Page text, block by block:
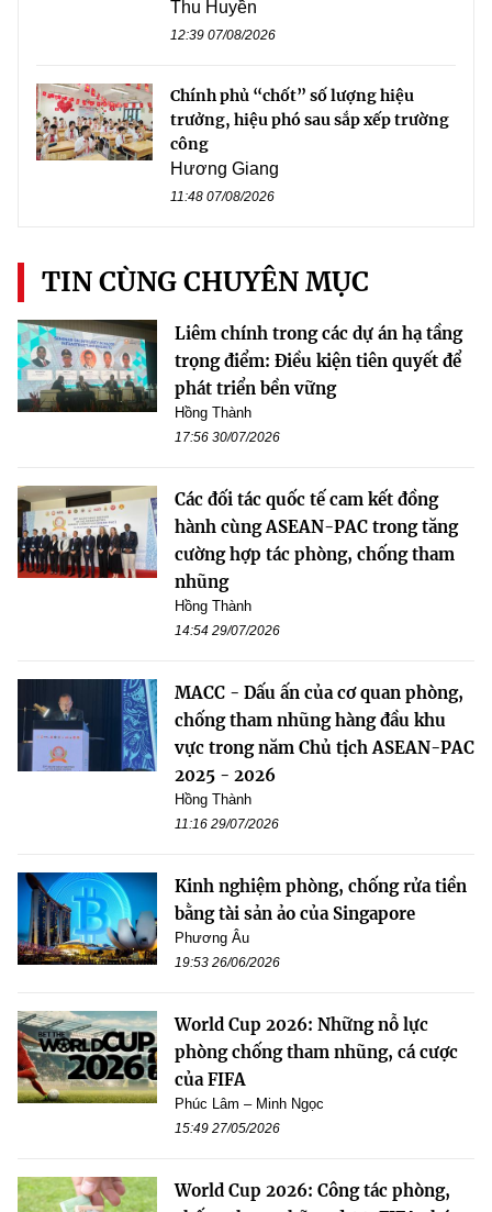
Thu Huyền
12:39 07/08/2026
Chính phủ “chốt” số lượng hiệu
trưởng, hiệu phó sau sắp xếp trường
công
Hương Giang
11:48 07/08/2026
TIN CÙNG CHUYÊN MỤC
Liêm chính trong các dự án hạ tầng
trọng điểm: Điều kiện tiên quyết để
phát triển bền vững
Hồng Thành
17:56 30/07/2026
Các đối tác quốc tế cam kết đồng
hành cùng ASEAN-PAC trong tăng
cường hợp tác phòng, chống tham
nhũng
Hồng Thành
14:54 29/07/2026
MACC - Dấu ấn của cơ quan phòng,
chống tham nhũng hàng đầu khu
vực trong năm Chủ tịch ASEAN-PAC
2025 - 2026
Hồng Thành
11:16 29/07/2026
Kinh nghiệm phòng, chống rửa tiền
bằng tài sản ảo của Singapore
Phương Âu
19:53 26/06/2026
World Cup 2026: Những nỗ lực
phòng chống tham nhũng, cá cược
của FIFA
Phúc Lâm – Minh Ngọc
15:49 27/05/2026
World Cup 2026: Công tác phòng,